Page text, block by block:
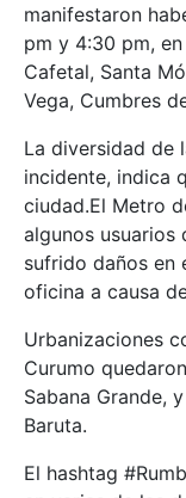
manifestaron
pm y 4:30 pm,
Cafetal, Santa
Vega, Cumbres
La diversidad de
incidente, indica
ciudad.El Metro
algunos usuarios
sufrido daños en
oficina a causa
Urbanizaciones
Curumo
Sabana Grande,
Baruta.
El hashtag